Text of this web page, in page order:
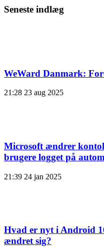
Seneste indlæg
WeWard Danmark:
21:28 23 aug 2025
Microsoft ændrer
brugere logget på
21:39 24 jan 2025
Hvad er nyt i Android
ændret sig?